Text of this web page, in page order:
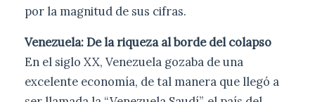
por la magnitud de sus cifras.
Venezuela: De la riqueza al borde del colapso
En el siglo XX, Venezuela gozaba de una
excelente economía, de tal manera que llegó a